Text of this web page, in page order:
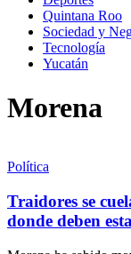
Quintana Roo
Sociedad y
Tecnología
Yucatán
Morena
Política
Traidores se
donde deben